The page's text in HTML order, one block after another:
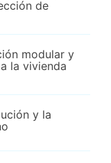
de
modular y
la vivienda
y la